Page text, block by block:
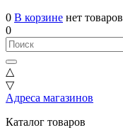
0 В корзине нет товаров
0
△
▽
Адреса магазинов
Каталог товаров